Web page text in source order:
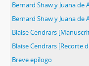
Bernard Shaw y Juana de
Bernard Shaw y Juana de
Blaise Cendrars
Blaise Cendrars [Recorte
Breve epílogo